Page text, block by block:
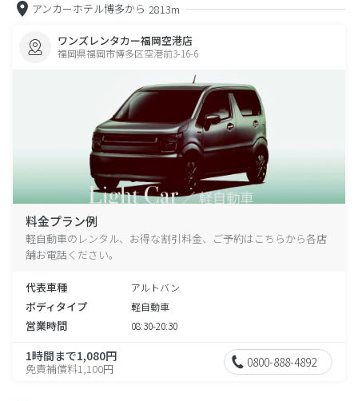
アンカーホテル博多から 2813m
ワンズレンタカー福岡空港店
福岡県福岡市博多区空港前3-16-6
料金プラン例
軽自動車のレンタル、お得な割引料金、ご予約はこちらから各店
舗お電話ください。
代表車種 アルトバン
ボディタイプ 軽自動車
営業時間 08:30-20:30
1時間まで1,080円
免責補償料1,100円 0800-888-4892